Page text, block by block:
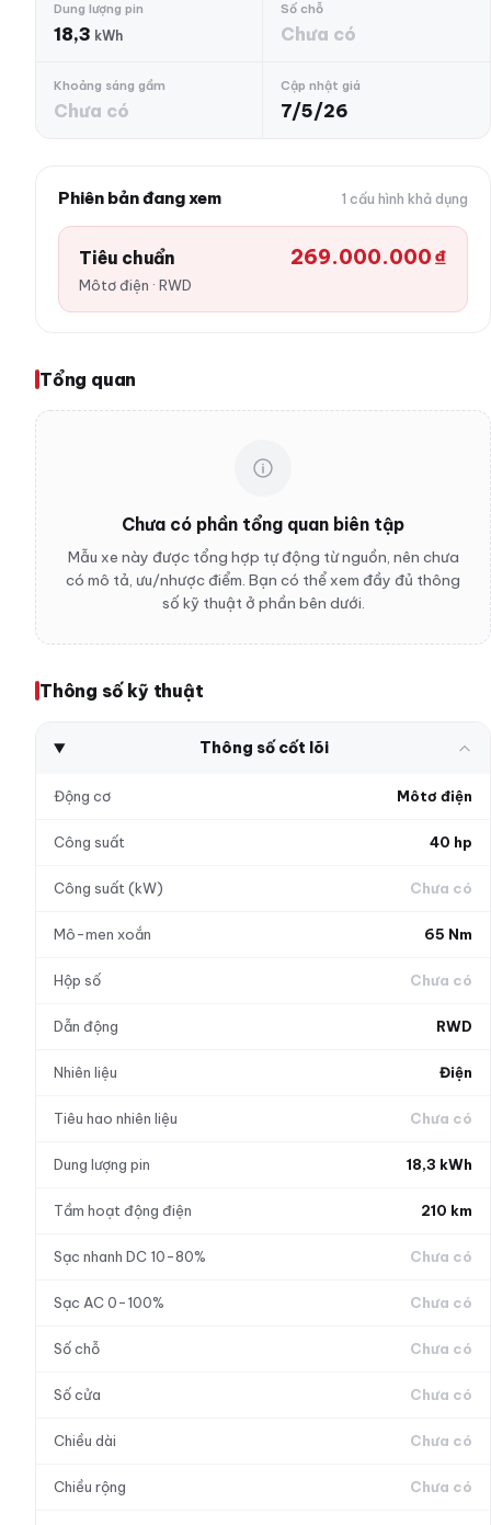
Dung lượng pin
18,3 kWh
Số chỗ
Chưa có
Khoảng sáng gầm
Chưa có
Cập nhật giá
7/5/26
Phiên bản đang xem 1 cấu hình khả dụng
Tiêu chuẩn
Môtơ điện · RWD
269.000.000 ₫
Tổng quan
Chưa có phần tổng quan biên tập
Mẫu xe này được tổng hợp tự động từ nguồn, nên chưa
có mô tả, ưu/nhược điểm. Bạn có thể xem đầy đủ thông
số kỹ thuật ở phần bên dưới.
Thông số kỹ thuật
Thông số cốt lõi
Động cơ Môtơ điện
Công suất 40 hp
Công suất (kW) Chưa có
Mô-men xoắn 65 Nm
Hộp số Chưa có
Dẫn động RWD
Nhiên liệu Điện
Tiêu hao nhiên liệu Chưa có
Dung lượng pin 18,3 kWh
Tầm hoạt động điện 210 km
Sạc nhanh DC 10-80% Chưa có
Sạc AC 0-100% Chưa có
Số chỗ Chưa có
Số cửa Chưa có
Chiều dài Chưa có
Chiều rộng Chưa có